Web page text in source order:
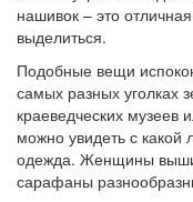
нашивок – это
выделиться.
Подобные вещи
самых разных уголках
краеведческих музеев
можно увидеть с
одежда. Женщины
сарафаны